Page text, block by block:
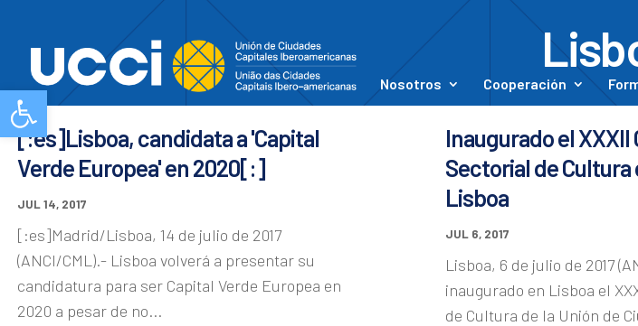
Abrir barra de herramientas Nosotros Cooperación
[:es]Lisboa, candidata a 'Capital
Verde Europea' en 2020[:]
JUL 14, 2017
[:es]Madrid/Lisboa, 14 de julio de 2017
(ANCI/CML).- Lisboa volverá a presentar su
candidatura para ser Capital Verde Europea en
2020 a pesar de no...
Inaugurado el XXXII
Sectorial de Cultura
Lisboa
JUL 6, 2017
Lisboa, 6 de julio de 2017
inaugurado en Lisboa el
de Cultura de la Unión de